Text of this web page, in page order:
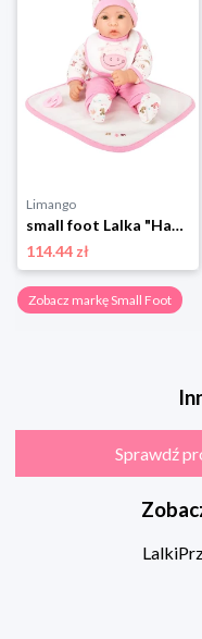
Limango
small foot Lalka "Hanna" - 2+ rozmiar: onesize
114.44 zł
Zobacz markę Small Foot
Sprawdź
Lalki